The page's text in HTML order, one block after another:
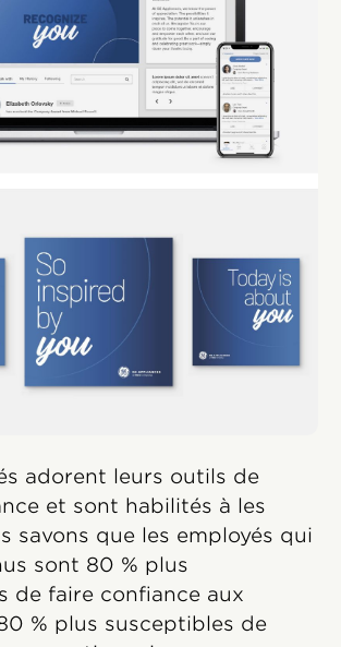
adorent leurs outils de
et sont habilités à les
savons que les employés qui
sont 80 % plus
de faire confiance aux
% plus susceptibles de